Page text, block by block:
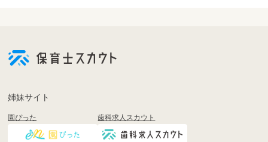
登
く
姉妹サイト
園ぴった 歯科求人スカウト